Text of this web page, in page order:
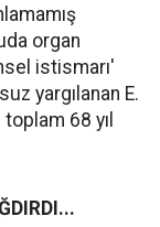
organ
istismarı'
yargılanan E.
toplam 68 yıl